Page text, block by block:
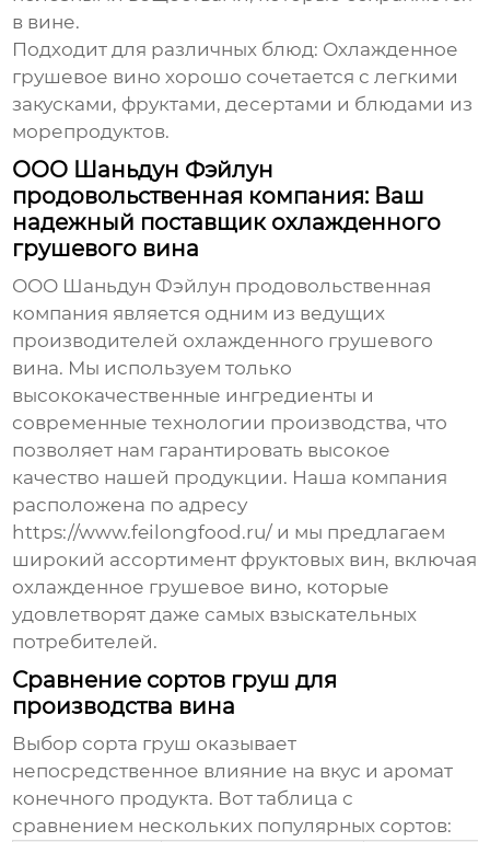
в вине.
Подходит для различных блюд: Охлажденное
грушевое вино хорошо сочетается с легкими
закусками, фруктами, десертами и блюдами из
морепродуктов.
ООО Шаньдун Фэйлун
продовольственная компания: Ваш
надежный поставщик охлажденного
грушевого вина
ООО Шаньдун Фэйлун продовольственная
компания является одним из ведущих
производителей охлажденного грушевого
вина. Мы используем только
высококачественные ингредиенты и
современные технологии производства, что
позволяет нам гарантировать высокое
качество нашей продукции. Наша компания
расположена по адресу
https://www.feilongfood.ru/ и мы предлагаем
широкий ассортимент фруктовых вин, включая
охлажденное грушевое вино, которые
удовлетворят даже самых взыскательных
потребителей.
Сравнение сортов груш для
производства вина
Выбор сорта груш оказывает
непосредственное влияние на вкус и аромат
конечного продукта. Вот таблица с
сравнением нескольких популярных сортов: